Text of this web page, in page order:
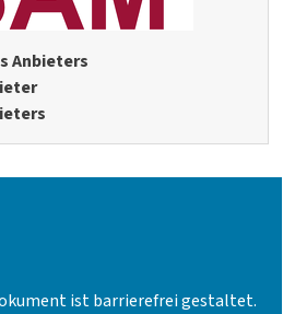
Anbieters
ist barrierefrei gestaltet.